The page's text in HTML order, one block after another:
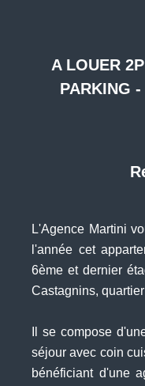
A LOUER
PARKING
L'Agence Martini
l'année cet
6ème et dernier
Castagnins,
Il se compose
séjour avec coin
bénéficiant d'une